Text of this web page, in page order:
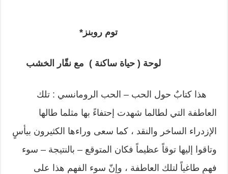
توم روبنز*
لوحة ( حياة ساكنة ) مع نقّار الخشب
هذا كتابٌ حول الحب – الحب الرومانسي : تلك
العاطفة التي لطالما شهدت إحتفاءً بها مثلما طالها
الإزدراء الساخر والنقد ، كما سعى وراءها الكثيرون بيأسٍ
وتاقوا إليها توقاً عظيماً فكان المتوقع – بالنتيجة – سوء
فهمٍ طاغياً لتلك العاطفة ، وإنّ سوء الفهم هذا على